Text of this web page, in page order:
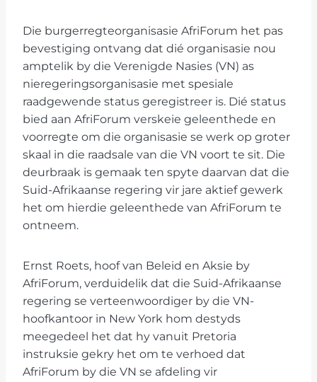
Die burgerregteorganisasie AfriForum het pas
bevestiging ontvang dat dié organisasie nou
amptelik by die Verenigde Nasies (VN) as
nieregeringsorganisasie met spesiale
raadgewende status geregistreer is. Dié status
bied aan AfriForum verskeie geleenthede en
voorregte om die organisasie se werk op groter
skaal in die raadsale van die VN voort te sit. Die
deurbraak is gemaak ten spyte daarvan dat die
Suid-Afrikaanse regering vir jare aktief gewerk
het om hierdie geleenthede van AfriForum te
ontneem.
Ernst Roets, hoof van Beleid en Aksie by
AfriForum, verduidelik dat die Suid-Afrikaanse
regering se verteenwoordiger by die VN-
hoofkantoor in New York hom destyds
meegedeel het dat hy vanuit Pretoria
instruksie gekry het om te verhoed dat
AfriForum by die VN se afdeling vir